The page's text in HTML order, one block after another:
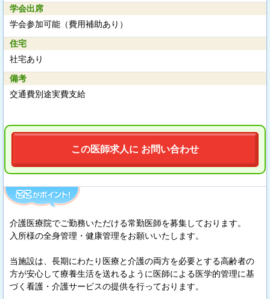
学会出席
学会参加可能（費用補助あり）
住宅
社宅あり
備考
交通費別途実費支給
この医師求人に お問い合わせ
介護医療院でご勤務いただける常勤医師を募集しております。
入所様の全身管理・健康管理をお願いいたします。
当施設は、長期にわたり医療と介護の両方を必要とする高齢者の
方が安心して療養生活を送れるように医師による医学的管理に基
づく看護・介護サービスの提供を行っております。